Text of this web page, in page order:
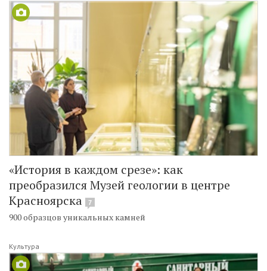
«История в каждом срезе»: как
преобразился Музей геологии в центре
Красноярска
7
900 образцов уникальных камней
Культура